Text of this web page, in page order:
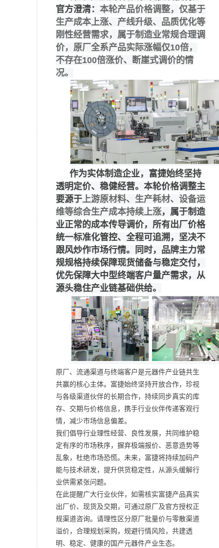
官方澄清：本轮产品价格调整，仅基于
生产成本上涨、产线升级、品质优化等
刚性经营需求，属于制造业常规合理调
价，原厂全系产品实际涨幅仅10倍，
不存在100倍涨价、断崖式调价的情
况。
作为实体制造企业，富捷始终坚持
透明定价、稳健经营。本轮价格调整主
要源于上游原材料、生产耗材、设备运
维等综合生产成本持续上涨，属于制造
业正常的成本传导调价，所有出厂价格
统一标准化管控、全程可追溯，坚决不
跟风炒作市场行情。同时，品牌主力常
规规格持续保障现货储备与稳定交付，
优先保障大中型终端客户量产需求，从
源头稳住产业链基础供给。
原厂、流通渠道与终端客户是元器件产业链共生
共赢的核心主体。富捷始终坚持开放合作，珍视
与各级渠道伙伴的长期合作，持续同步真实的库
存、交期与价格信息，携手行业伙伴传递客观行
情，减少市场信息偏差。
我们倡导行业理性经营、良性发展，共同维护稳
定有序的市场秩序，摒弃极端报价、恶意造势等
乱象，杜绝市场恐慌。未来，富捷将持续加码产
能与技术研发，提升供货稳定性，从源头缓解行
业供需紧张问题。
在此提醒广大行业伙伴，如需核实富捷产品真实
出厂价、现货及交期，可通过原厂及官方授权正
规渠道咨询。请理性区分原厂批量价与零散渠道
溢价，合理规划采购，规避行情风险，共建透
明、稳定、健康的国产元器件产业生态。